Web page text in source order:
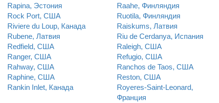
Rapina, Эстония
Raahe, Финляндия
Rock Port, США
Ruotila, Финляндия
Riviere du Loup, Канада
Raiskums, Латвия
Rubene, Латвия
Riu de Cerdanya, Испания
Redfield, США
Raleigh, США
Ranger, США
Refugio, США
Rahway, США
Ranchos de Taos, США
Raphine, США
Reston, США
Rankin Inlet, Канада
Royeres-Saint-Leonard,
Франция